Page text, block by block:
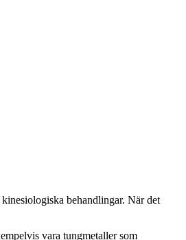
behandlingar. När det
vara tungmetaller som